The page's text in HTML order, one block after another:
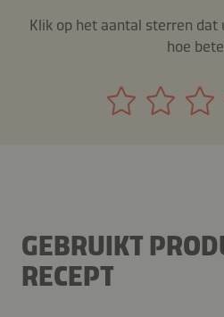
Klik op het aantal sterren
hoe
GEBRUIKT
RECEPT